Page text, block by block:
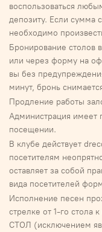
воспользоваться
депозиту. Если сумма
необходимо
Бронирование столов
или через форму на
вы без
минут, бронь
Продление работы
Администрация имеет
посещении.
В клубе действует
посетителям
оставляет за собой
вида посетителей
Исполнение песен
стрелке от 1-го
СТОЛ (исключением